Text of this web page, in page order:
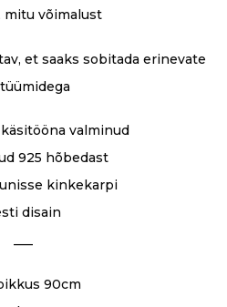
mitu võimalust
et saaks sobitada erinevate
valminud
925 hõbedast
kinkekarpi
disain
90cm